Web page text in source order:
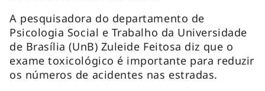
A pesquisadora do departamento de
Psicologia Social e Trabalho da Universidade
de Brasília (UnB) Zuleide Feitosa diz que o
exame toxicológico é importante para reduzir
os números de acidentes nas estradas.